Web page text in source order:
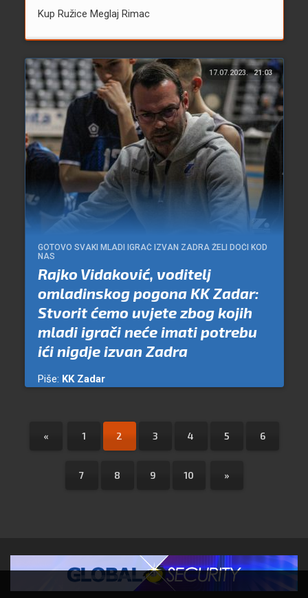
Kup Ružice Meglaj Rimac
17.07.2023. 21:03
GOTOVO SVAKI MLADI IGRAČ IZVAN ZADRA ŽELI DOĆI KOD
NAS
Rajko Vidaković, voditelj
omladinskog pogona KK Zadar:
Stvorit ćemo uvjete zbog kojih
mladi igrači neće imati potrebu
ići nigdje izvan Zadra
Piše: KK Zadar
« 1 2 3 4 5 6
7 8 9 10 »